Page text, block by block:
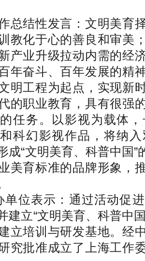
总结性发言：文明美育
教化于心的善良和审美
产业升级拉动内需的经
年奋斗、百年发展的精
明工程为起点，实现新
的职业教育，具有很强
任务。以影视为载体
科幻影视作品，将纳
成“文明美育、科普中国
美育标准的品牌形象，
表示：通过活动促进
建立“文明美育、科普中
立培训与研发基地。经
究批准成立了上海工作